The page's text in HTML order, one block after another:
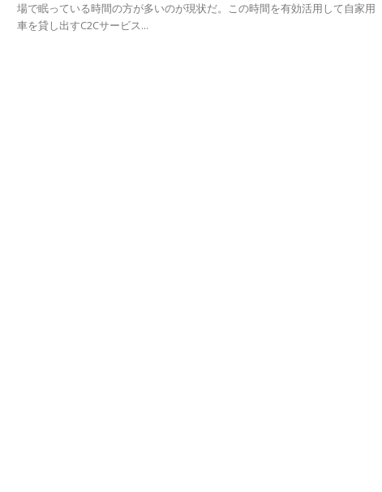
場で眠っている時間の方が多いのが現状だ。この時間を有効活用して自家用
車を貸し出すC2Cサービス...